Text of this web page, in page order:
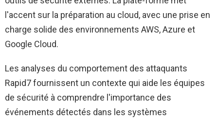
l'accent sur la préparation au cloud, avec une prise en
charge solide des environnements AWS, Azure et
Google Cloud.
Les analyses du comportement des attaquants
Rapid7 fournissent un contexte qui aide les équipes
de sécurité à comprendre l'importance des
événements détectés dans les systèmes